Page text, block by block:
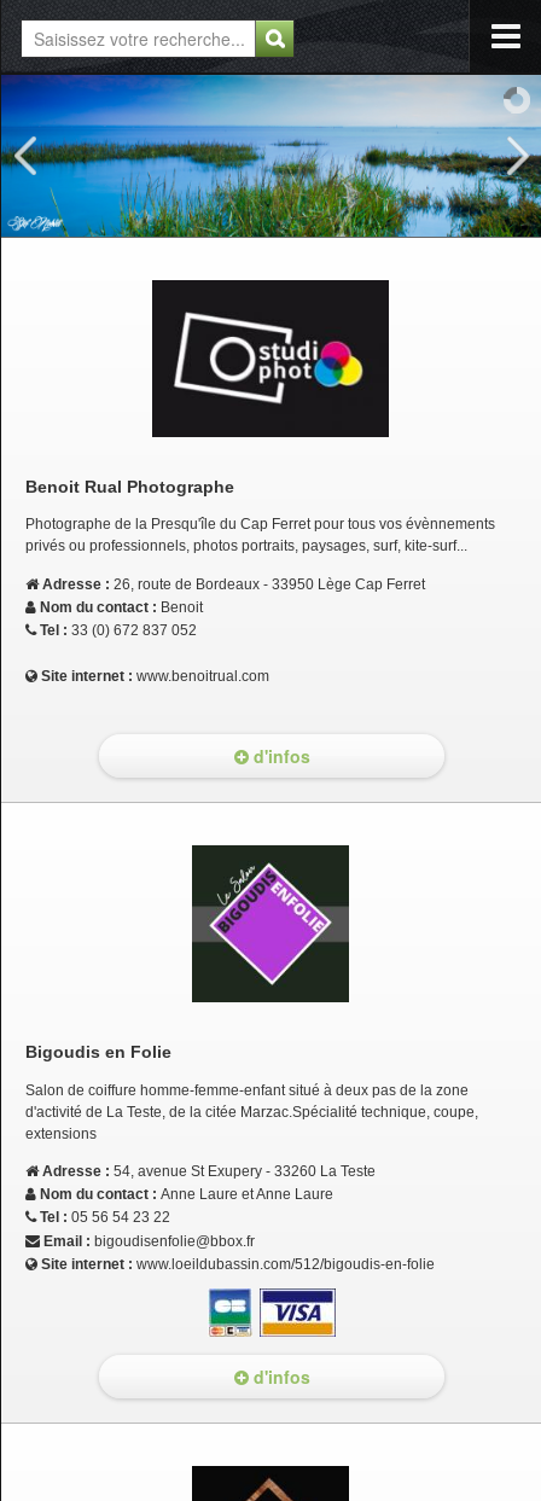
Benoit Rual Photographe
Photographe de la Presqu'île du Cap Ferret pour tous vos évènnements
privés ou professionnels, photos portraits, paysages, surf, kite-surf...
Adresse : 26, route de Bordeaux - 33950 Lège Cap Ferret
Nom du contact : Benoit
Tel : 33 (0) 672 837 052
Site internet : www.benoitrual.com
d'infos
Bigoudis en Folie
Salon de coiffure homme-femme-enfant situé à deux pas de la zone
d'activité de La Teste, de la citée Marzac.Spécialité technique, coupe,
extensions
Adresse : 54, avenue St Exupery - 33260 La Teste
Nom du contact : Anne Laure et Anne Laure
Tel : 05 56 54 23 22
Email : bigoudisenfolie@bbox.fr
Site internet : www.loeildubassin.com/512/bigoudis-en-folie
d'infos